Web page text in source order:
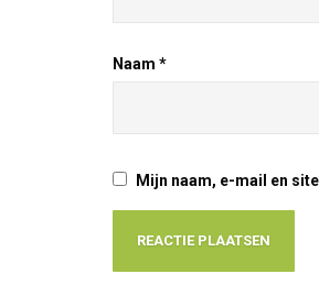
Naam *
Mijn naam, e-mail en